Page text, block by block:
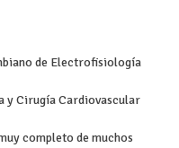
de Electrofisiología
y Cirugía Cardiovascular
completo de muchos